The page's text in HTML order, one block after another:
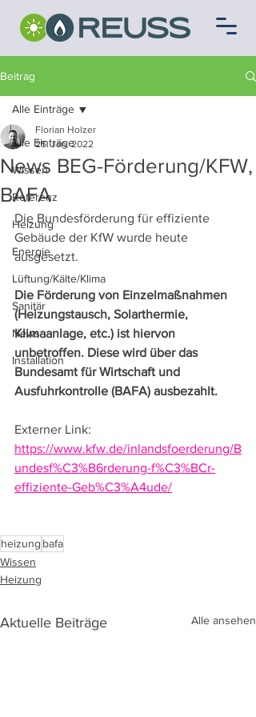
Beitrag
Alle Einträge
Wissen
Referenz
Heizung
Energie
Lüftung/Kälte/Klima
Sanitär
News
Installation
Alle Einträge
News BEG-Förderung/KFW,
BAFA
Florian Holzer
25. Jan. 2022
Die Bundesförderung für effiziente
Gebäude der KfW wurde heute
ausgesetzt.
Die Förderung von Einzelmaßnahmen
(Heizungstausch, Solarthermie,
Klimaanlage, etc.) ist hiervon
unbetroffen. Diese wird über das
Bundesamt für Wirtschaft und
Ausfuhrkontrolle (BAFA) ausbezahlt.
Externer Link:
https://www.kfw.de/inlandsfoerderung/B
undesf%C3%B6rderung-f%C3%BCr-
effiziente-Geb%C3%A4ude/
heizung bafa
Wissen
Heizung
Aktuelle Beiträge Alle ansehen